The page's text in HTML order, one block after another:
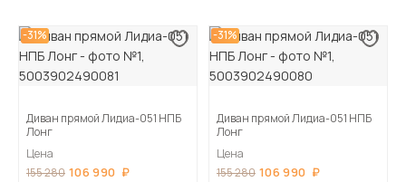
-31%
Диван прямой Лидиа-051 НПБ
Лонг
Цена
155 280 106 990
-31%
Диван прямой Лидиа-051 НПБ
Лонг
Цена
155 280 106 990